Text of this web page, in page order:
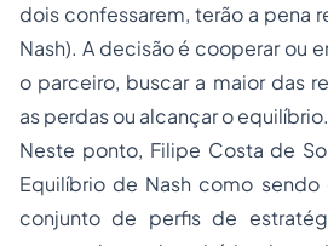
dois confessarem, terão a pena
Nash). A decisão é cooperar ou
o parceiro, buscar a maior das
as perdas ou alcançar o equilíbrio.
Neste ponto, Filipe Costa de
Equilíbrio de Nash como
conjunto de perfis de